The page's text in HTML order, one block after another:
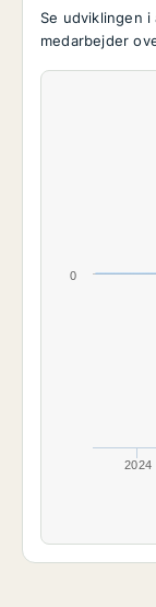
Se udviklingen
medarbejder
2024
0